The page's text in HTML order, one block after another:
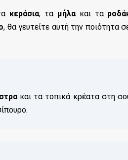
κεράσια, τα μήλακαι τα
, θα γευτείτε αυτή την ποιότητα
και τα τοπικά κρέατα στη